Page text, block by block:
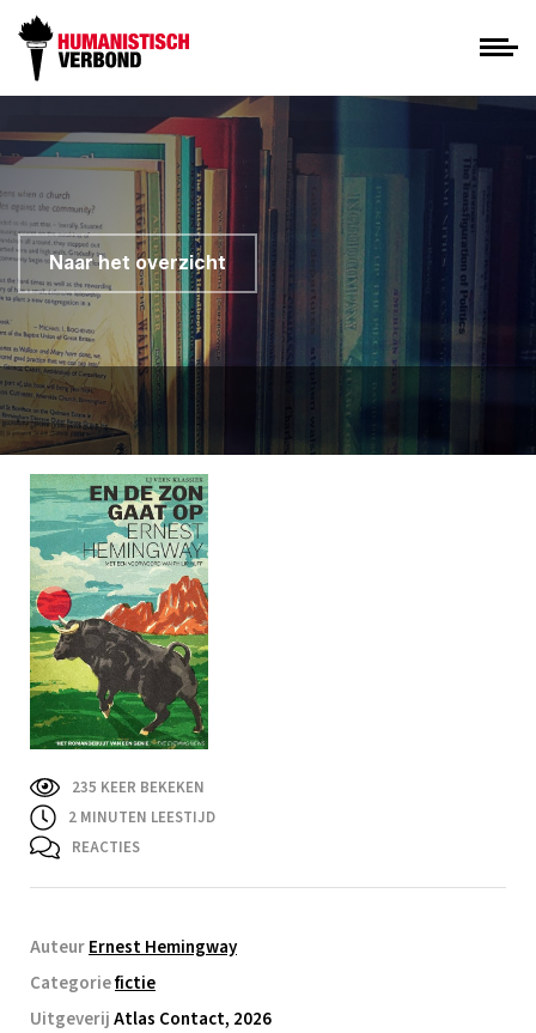
Naar het overzicht
235 KEER BEKEKEN
2 MINUTEN LEESTIJD
REACTIES
AuteurErnest Hemingway
Categoriefictie
UitgeverijAtlas Contact, 2026